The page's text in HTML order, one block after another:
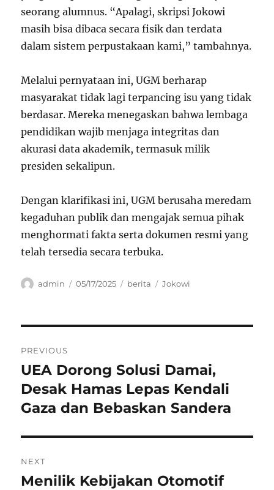
seorang alumnus. “Apalagi, skripsi Jokowi
masih bisa dibaca secara fisik dan terdata
dalam sistem perpustakaan kami,” tambahnya.
Melalui pernyataan ini, UGM berharap
masyarakat tidak lagi terpancing isu yang tidak
berdasar. Mereka menegaskan bahwa lembaga
pendidikan wajib menjaga integritas dan
akurasi data akademik, termasuk milik
presiden sekalipun.
Dengan klarifikasi ini, UGM berusaha meredam
kegaduhan publik dan mengajak semua pihak
menghormati fakta serta dokumen resmi yang
telah tersedia secara terbuka.
Author
admin
Posted
05/17/2025 Categories
berita Tags
Jokowi
pos
PREVIOUS
Previous
post:
UEA Dorong Solusi Damai,
Desak Hamas Lepas Kendali
Gaza dan Bebaskan Sandera
NEXT
Next
Menilik Kebijakan Otomotif